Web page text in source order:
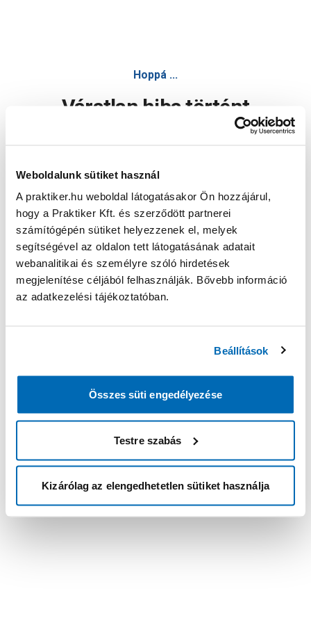
Weboldalunk sütiket használ
A praktiker.hu weboldal látogatásakor Ön hozzájárul,
hogy a Praktiker Kft. és szerződött partnerei
számítógépén sütiket helyezzenek el, melyek
segítségével az oldalon tett látogatásának adatait
webanalitikai és személyre szóló hirdetések
megjelenítése céljából felhasználják. Bővebb információ
az adatkezelési tájékoztatóban.
Beállítások
Összes süti engedélyezése
Testre szabás
Kizárólag az elengedhetetlen sütiket használja
Hoppá ...
Váratlan hiba történt
Oldal újratöltése